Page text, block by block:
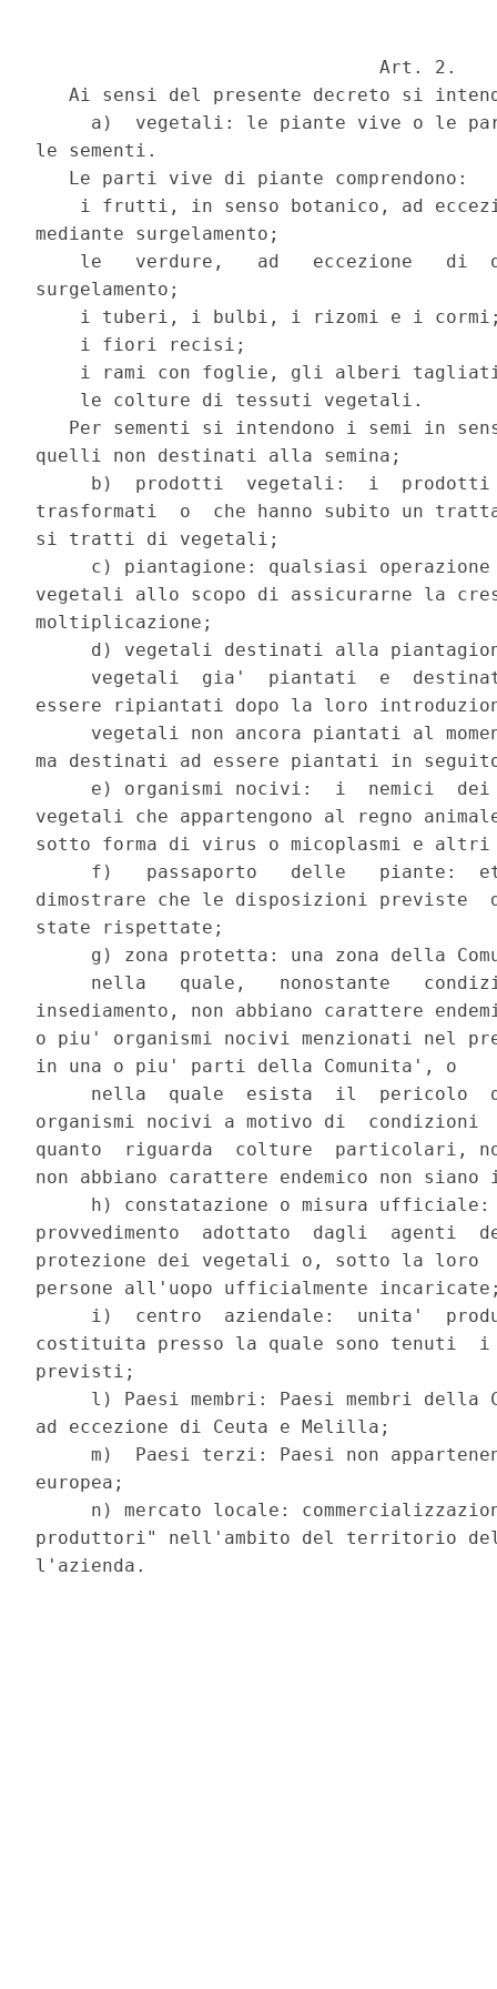
                               Art. 2.
Ai sensi del presente decreto si
a)  vegetali: le piante vive o le
le sementi.
   Le parti vive di piante comprendono:
i frutti, in senso botanico, ad
mediante surgelamento;
le   verdure,   ad   eccezione   di
surgelamento;
i tuberi, i bulbi, i rizomi e i
    i fiori recisi;
i rami con foglie, gli alberi
    le colture di tessuti vegetali.
Per sementi si intendono i semi in
quelli non destinati alla semina;
b)  prodotti  vegetali:  i
trasformati  o  che hanno subito un
si tratti di vegetali;
c) piantagione: qualsiasi
vegetali allo scopo di assicurarne la
moltiplicazione;
d) vegetali destinati alla
vegetali  gia'  piantati  e
essere ripiantati dopo la loro
vegetali non ancora piantati al
ma destinati ad essere piantati in
e) organismi nocivi:  i  nemici
vegetali che appartengono al regno
sotto forma di virus o micoplasmi e altri
f)   passaporto   delle   piante:
dimostrare che le disposizioni previste
state rispettate;
g) zona protetta: una zona della
nella   quale,   nonostante
insediamento, non abbiano carattere
o piu' organismi nocivi menzionati nel
in una o piu' parti della Comunita', o
nella  quale  esista  il  pericolo
organismi nocivi a motivo di  condizioni
quanto  riguarda  colture  particolari,
non abbiano carattere endemico non
h) constatazione o misura
provvedimento  adottato  dagli
protezione dei vegetali o, sotto la
persone all'uopo ufficialmente
i)  centro  aziendale:  unita'
costituita presso la quale sono tenuti
previsti;
l) Paesi membri: Paesi membri della
ad eccezione di Ceuta e Melilla;
m)  Paesi terzi: Paesi non
europea;
n) mercato locale:
produttori" nell'ambito del territorio